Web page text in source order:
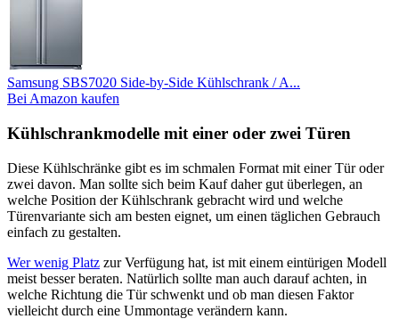
Samsung SBS7020 Side-by-Side Kühlschrank / A...
Bei Amazon kaufen
Kühlschrankmodelle mit einer oder zwei Türen
Diese Kühlschränke gibt es im schmalen Format mit einer Tür oder
zwei davon. Man sollte sich beim Kauf daher gut überlegen, an
welche Position der Kühlschrank gebracht wird und welche
Türenvariante sich am besten eignet, um einen täglichen Gebrauch
einfach zu gestalten.
Wer wenig Platz zur Verfügung hat, ist mit einem eintürigen Modell
meist besser beraten. Natürlich sollte man auch darauf achten, in
welche Richtung die Tür schwenkt und ob man diesen Faktor
vielleicht durch eine Ummontage verändern kann.